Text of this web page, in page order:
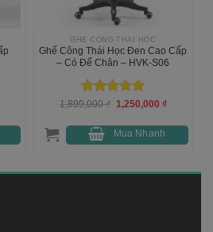
1,100,000 ₫.
GHẾ CÔNG THÁI HỌC
Ghế Công Thái Học Đen Cao Cấp
– Có Để Chân – HVK-S06
Được xếp
sao
1,899,000₫ Giá
gốc
1,899,000 ₫.
1,250,000 ₫Giá
Mua Nhanh